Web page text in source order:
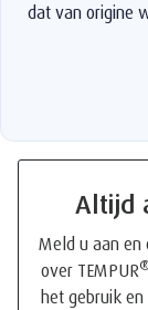
dat van origine
Altijd
Meld u aan en
over TEMPUR
het gebruik